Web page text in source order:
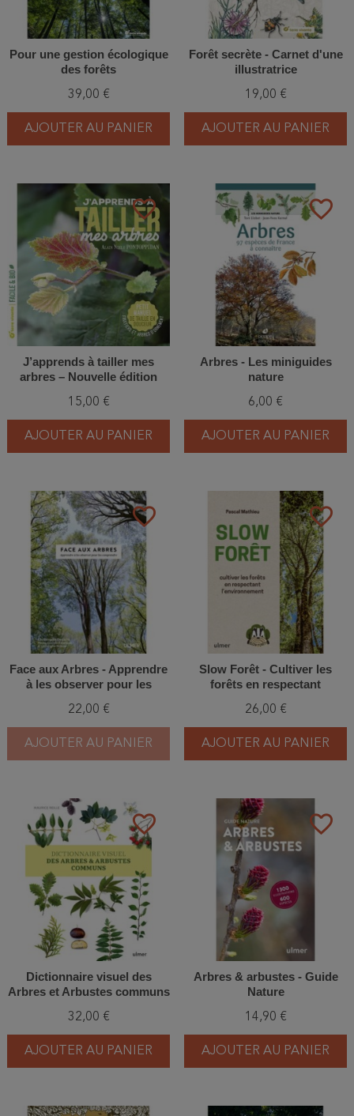
Pour une gestion écologique
des forêts
39,00 €
AJOUTER AU PANIER
Forêt secrète - Carnet d'une
illustratrice
19,00 €
AJOUTER AU PANIER
favorite_border
J’apprends à tailler mes
arbres – Nouvelle édition
15,00 €
AJOUTER AU PANIER
favorite_border
Arbres - Les miniguides
nature
6,00 €
AJOUTER AU PANIER
favorite_border
Face aux Arbres - Apprendre
à les observer pour les
22,00 €
AJOUTER AU PANIER
favorite_border
Slow Forêt - Cultiver les
forêts en respectant
26,00 €
AJOUTER AU PANIER
favorite_border
Dictionnaire visuel des
Arbres et Arbustes communs
32,00 €
AJOUTER AU PANIER
favorite_border
Arbres & arbustes - Guide
Nature
14,90 €
AJOUTER AU PANIER